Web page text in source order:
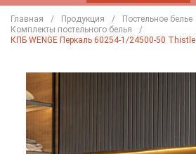
Главная Продукция
Постельное белье
Комплекты постельного белья
КПБ WENGE Перкаль 60254-1/24500-50 Тhistle